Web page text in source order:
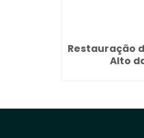
Restauração
Alto